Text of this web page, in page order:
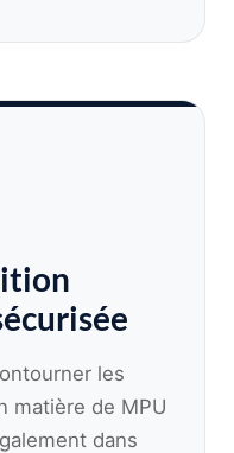
les
matière de MPU
dans